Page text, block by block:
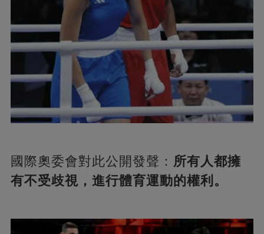
國際奧委會對此公開發聲： 所有人都擁
有不受歧視，進行體育運動的權利。